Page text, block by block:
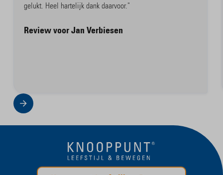
gelukt. Heel hartelijk dank daarvoor."
Review voor Jan Verbiesen